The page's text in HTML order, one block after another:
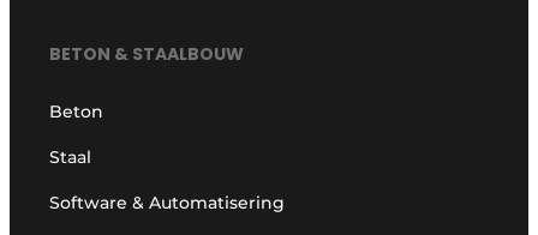
BETON & STAALBOUW
Beton
Staal
Software & Automatisering